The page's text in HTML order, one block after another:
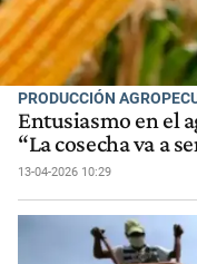
PRODUCCIÓN
Entusiasmo en el
“La cosecha va a
13-04-2026 10:29